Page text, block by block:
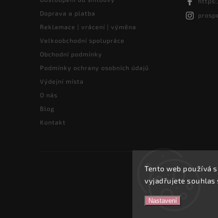
Tento web používá
vyjadřujete souhlas
Nastavení
Doprava a platba
Reklamace | vrácení | výměna
Velkoobchodní spolupráce
Obchodní podmínky
Podmínky ochrany osobních údajů
Výdejní místa
O nás
Blog
Kontakt